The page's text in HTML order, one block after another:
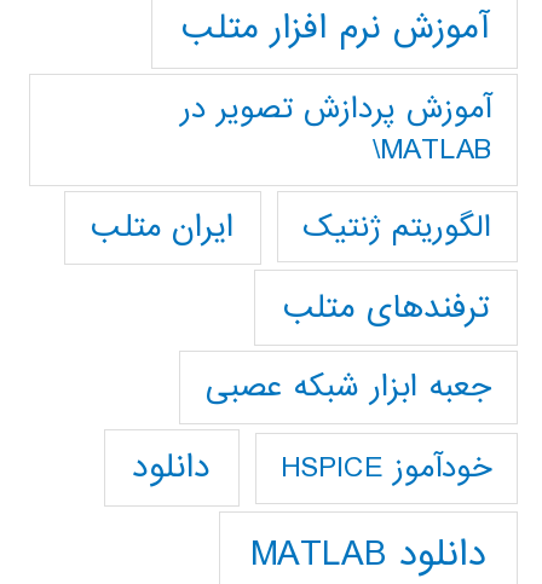
آموزش نرم افزار متلب
آموزش پردازش تصوير در
MATLAB\
الگوریتم ژنتیک
ایران متلب
ترفندهای متلب
جعبه ابزار شبکه عصبی
خودآموز HSPICE دانلود
دانلود MATLAB